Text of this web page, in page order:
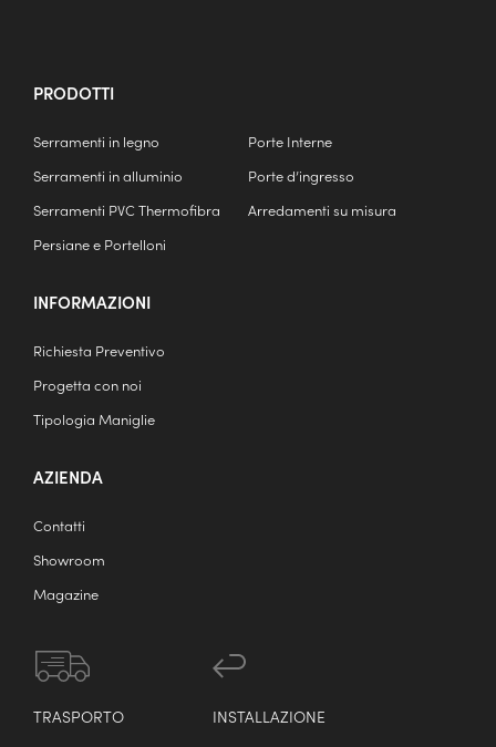
PRODOTTI
Serramenti in legno
Porte Interne
Serramenti in alluminio
Porte d’ingresso
Serramenti PVC Thermofibra
Arredamenti su misura
Persiane e Portelloni
INFORMAZIONI
Richiesta Preventivo
Progetta con noi
Tipologia Maniglie
AZIENDA
Contatti
Showroom
Magazine
TRASPORTO INSTALLAZIONE